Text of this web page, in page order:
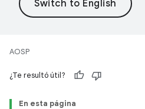
AOSP
¿Te resultó útil?
En esta página